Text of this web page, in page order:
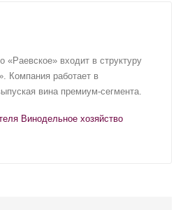
«Раевское» входит в структуру
Компания работает в
вина премиум-сегмента.
Винодельное хозяйство